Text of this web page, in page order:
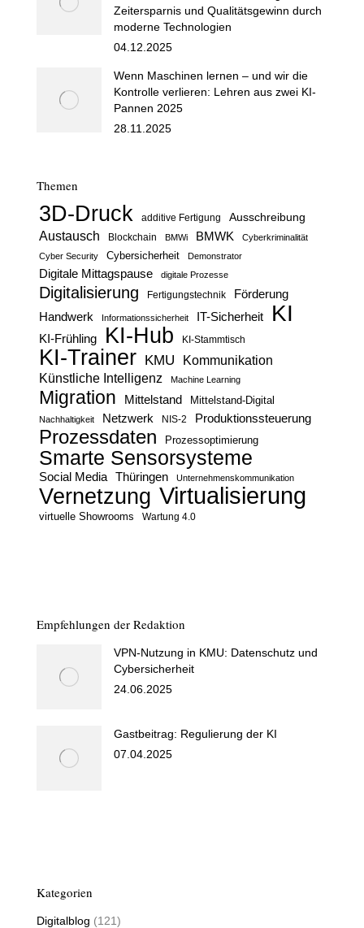
Zeitersparnis und Qualitätsgewinn durch
moderne Technologien
04.12.2025
Wenn Maschinen lernen – und wir die
Kontrolle verlieren: Lehren aus zwei KI-
Pannen 2025
28.11.2025
Themen
3D-Druck additive Fertigung Ausschreibung
Austausch Blockchain BMWi BMWK
Cyberkriminalität
Cyber Security
Cybersicherheit Demonstrator
Digitale Mittagspause digitale Prozesse
Digitalisierung Fertigungstechnik Förderung
Handwerk Informationssicherheit IT-Sicherheit KI
KI-Frühling KI-Hub KI-Stammtisch
KI-Trainer KMU
Kommunikation
Künstliche Intelligenz
Machine Learning
Migration Mittelstand Mittelstand-Digital
Nachhaltigkeit Netzwerk NIS-2 Produktionssteuerung
Prozessdaten Prozessoptimierung
Smarte Sensorsysteme
Social Media Thüringen Unternehmenskommunikation
Vernetzung Virtualisierung
virtuelle Showrooms Wartung 4.0
Empfehlungen der Redaktion
VPN-Nutzung in KMU: Datenschutz und
Cybersicherheit
24.06.2025
Gastbeitrag: Regulierung der KI
07.04.2025
Kategorien
Digitalblog (121)